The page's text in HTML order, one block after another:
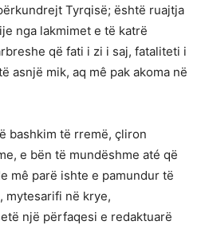
Tyrqisë; është ruajtja
nga lakmimet e të katrë
që fati i zi i saj, fataliteti i
asnjë mik, aq mê pak akoma në
bashkim të rremë, çliron
e bën të mundëshme até që
mê parë ishte e pamundur të
mytesarifi në krye,
një përfaqesi e redaktuarë